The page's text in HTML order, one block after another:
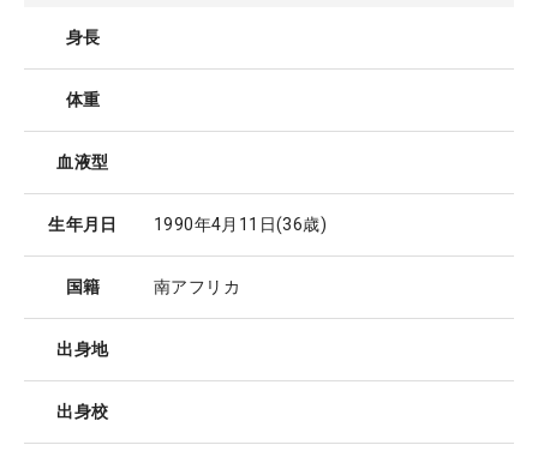
身長
体重
血液型
生年月日 1990年4月11日(36歳)
国籍 南アフリカ
出身地
出身校